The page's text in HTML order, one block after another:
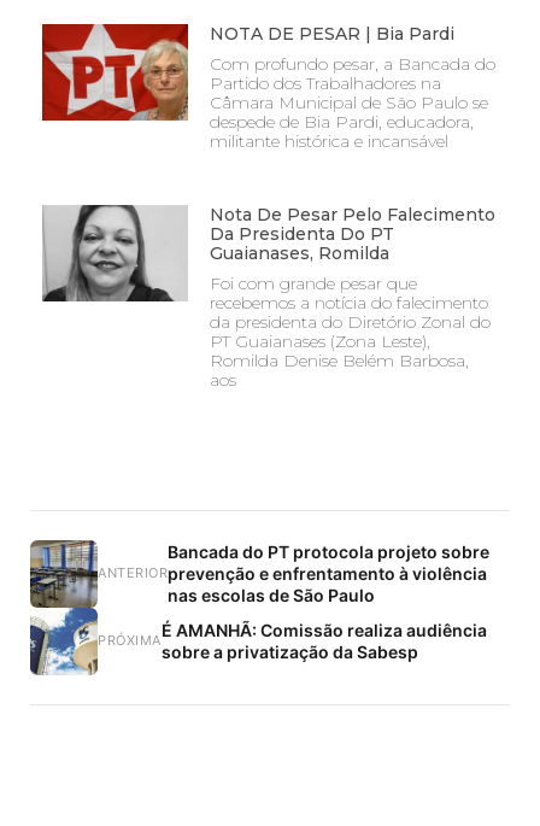
NOTA DE PESAR | Bia Pardi
Com profundo pesar, a Bancada do
Partido dos Trabalhadores na
Câmara Municipal de São Paulo se
despede de Bia Pardi, educadora,
militante histórica e incansável
Nota De Pesar Pelo Falecimento
Da Presidenta Do PT
Guaianases, Romilda
Foi com grande pesar que
recebemos a notícia do falecimento
da presidenta do Diretório Zonal do
PT Guaianases (Zona Leste),
Romilda Denise Belém Barbosa,
aos
ANTERIOR
Bancada do PT protocola projeto sobre
prevenção e enfrentamento à violência
nas escolas de São Paulo
PRÓXIMAÉ AMANHÃ: Comissão realiza audiência
sobre a privatização da Sabesp